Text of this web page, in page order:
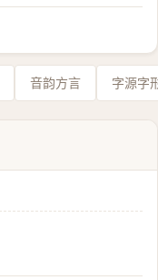
音韵方言 字源字